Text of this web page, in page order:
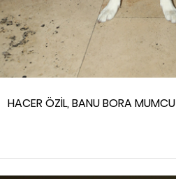
HACER ÖZİL, BANU BORA MUMCU